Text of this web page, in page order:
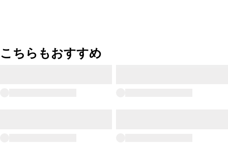
こちらもおすすめ